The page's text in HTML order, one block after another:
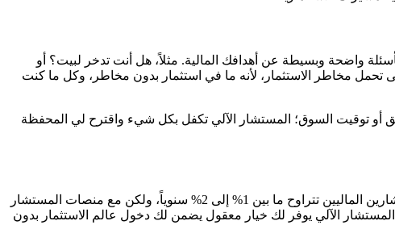
واضحة وبسيطة عن أهدافك المالية. مثلاً، هل أنت تدخر لبيت؟ أو
تحمل مخاطر الاستثمار، لأنه ما في استثمار بدون مخاطر، وكل ما كنت
الأسهم والصناديق أو توقيت السوق؛ المستشار الآلي تكفل بكل شيء واقترح لي المحفظة
بعض الناس يتجنبون المستشارين الماليين بسبب التكلفة العالية. المستشار الآلي يقدم نفس الخدمات بتكلفة أقل. عادةً، رسوم المستشارين الماليين تتراوح ما بين 1% إلى 2% سنوياً، ولكن مع منصات المستشار
مبلغ صغير، المستشار الآلي يوفر لك خيار معقول يضمن لك دخول عالم الاستثمار بدون